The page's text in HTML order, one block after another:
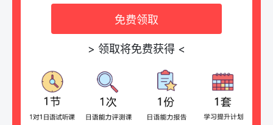
免费领取
> 领取将免费获得 <